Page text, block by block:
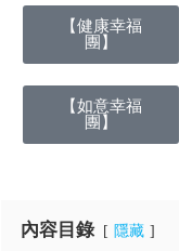
【健康幸福
團】
【如意幸福
團】
內容目錄 隱藏